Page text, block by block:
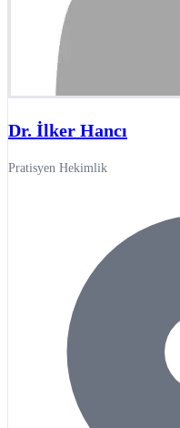
Dr. İlker Hancı
Pratisyen Hekimlik